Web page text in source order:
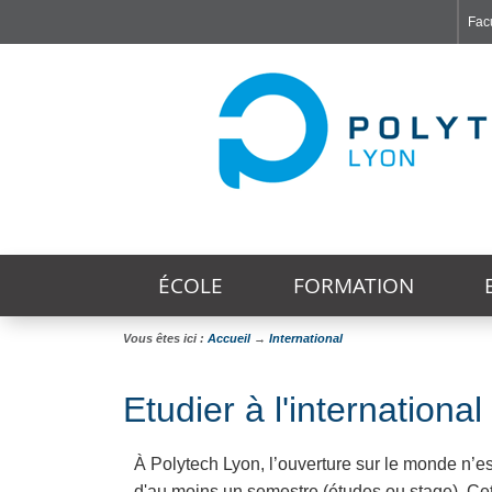
ÉCOLE FORMATION
Vous êtes ici : Accueil→ International
Etudier à l'international
À Polytech Lyon, l’ouverture sur le monde